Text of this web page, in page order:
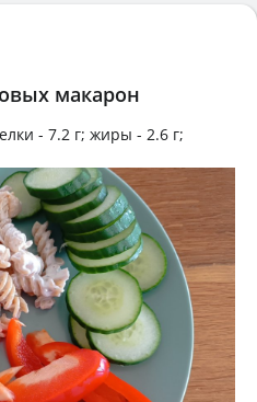
макарон
- 7.2 г; жиры - 2.6 г;